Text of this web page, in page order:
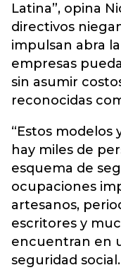
Latina”, opina
directivos
impulsan abra
empresas
sin asumir
reconocidas
“Estos modelos
hay miles de
esquema de
ocupaciones
artesanos,
escritores y
encuentran en
seguridad